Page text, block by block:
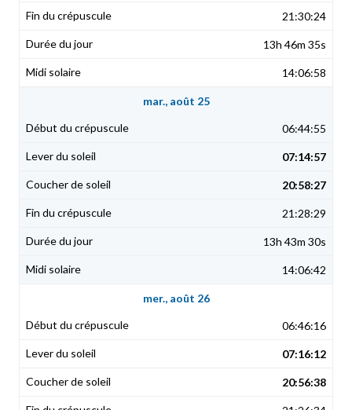
21:30:24
13h 46m 35s
14:06:58
mar., août 25
06:44:55
07:14:57
20:58:27
21:28:29
13h 43m 30s
14:06:42
mer., août 26
06:46:16
07:16:12
20:56:38